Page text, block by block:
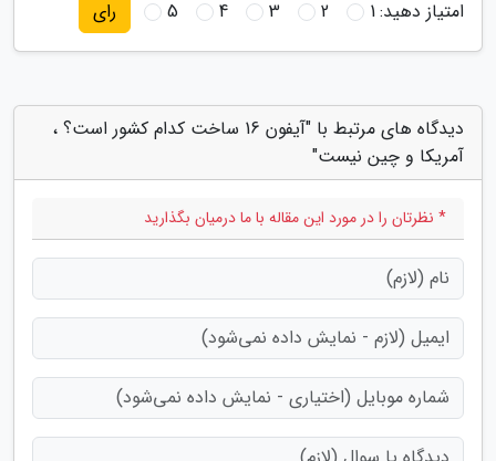
امتیاز دهید:1
2
3
4
5 رای
دیدگاه های مرتبط با "آیفون 16 ساخت کدام کشور است؟ ،
آمریکا و چین نیست"
* نظرتان را در مورد این مقاله با ما درمیان بگذارید